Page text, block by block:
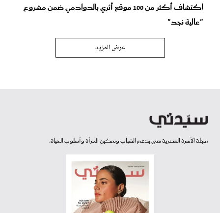
اكتشاف أكثر من 100 موقع أثري بالدوادمي ضمن مشروع
"عالية نجد"
عرض المزيد
مجلة الأسرة العصرية تعنى بدعم الشباب وتمكين المرأة وأسلوب الحياة.